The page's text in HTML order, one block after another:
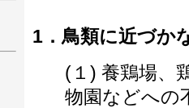
1．鳥類に近づか
(１) 養鶏場、
物園などへの